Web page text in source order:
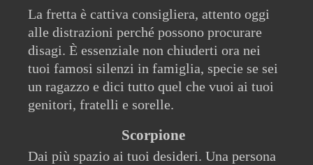
La fretta è cattiva consigliera, attento oggi
alle distrazioni perché possono procurare
disagi. È essenziale non chiuderti ora nei
tuoi famosi silenzi in famiglia, specie se sei
un ragazzo e dici tutto quel che vuoi ai tuoi
genitori, fratelli e sorelle.
Scorpione
Dai più spazio ai tuoi desideri. Una persona